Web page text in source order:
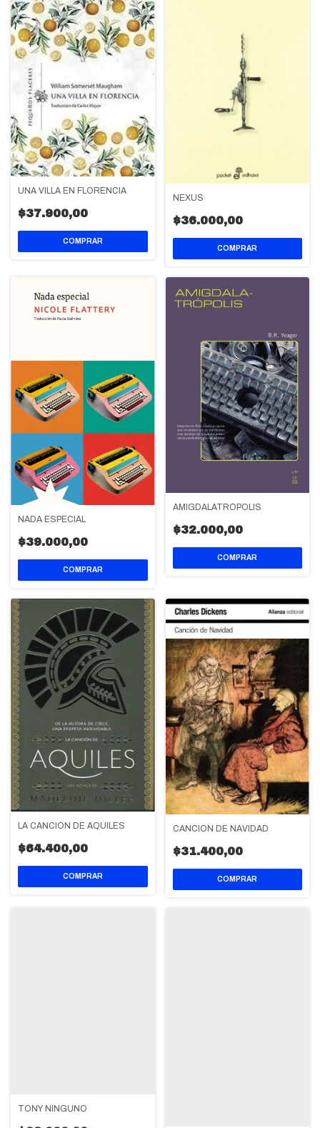
UNA VILLA EN FLORENCIA
$37.900,00
NEXUS
$36.000,00
NADA ESPECIAL
$39.000,00
AMIGDALATRÓPOLIS
$32.000,00
LA CANCIÓN DE AQUILES
$64.400,00
CANCION DE NAVIDAD
$31.400,00
TONY NINGUNO